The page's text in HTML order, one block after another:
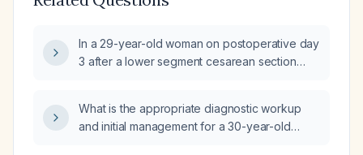
In a 29-year-old woman on postoperative day
3 after a lower segment cesarean section
low-back pain radiating to both lower limbs,
what are the differential diagnoses,
What is the appropriate diagnostic workup
and initial management for a 30-year-old